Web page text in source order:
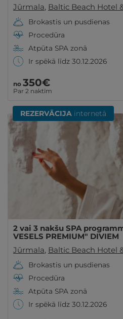
Jūrmala, Baltic Beach Hotel
Brokastis un pusdienas
Procedūra
Atpūta SPA zonā
Ir spēkā līdz 30.12.2026
no 350€
Par 2 naktīm
REZERVĀCIJA internetā
2 vai 3 nakšu SPA
VESELS PREMIUM" DIVIEM
Jūrmala, Baltic Beach Hotel
Brokastis un pusdienas
Procedūra
Atpūta SPA zonā
Ir spēkā līdz 30.12.2026